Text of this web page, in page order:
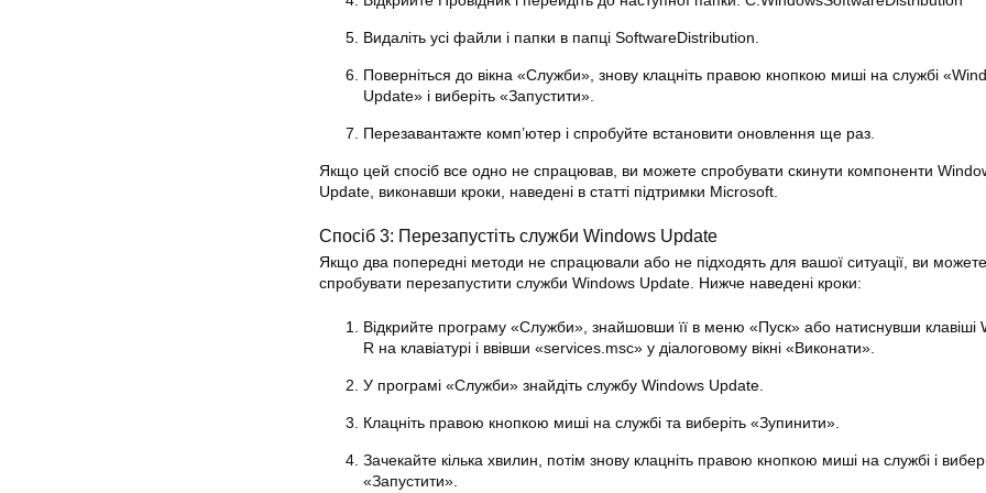
Видаліть усі файли і папки в папці SoftwareDistribution.
Поверніться до вікна «Служби», знову клацніть правою кнопкою миші на службі
Update» і виберіть «Запустити».
Перезавантажте комп’ютер і спробуйте встановити оновлення ще раз.
Якщо цей спосіб все одно не спрацював, ви можете спробувати скинути компоненти
Update, виконавши кроки, наведені в статті підтримки Microsoft.
Спосіб 3: Перезапустіть служби Windows Update
Якщо два попередні методи не спрацювали або не підходять для вашої ситуації, ви можете
спробувати перезапустити служби Windows Update. Нижче наведені кроки:
Відкрийте програму «Служби», знайшовши її в меню «Пуск» або натиснувши клавіші
R на клавіатурі і ввівши «services.msc» у діалоговому вікні «Виконати».
У програмі «Служби» знайдіть службу Windows Update.
Клацніть правою кнопкою миші на службі та виберіть «Зупинити».
Зачекайте кілька хвилин, потім знову клацніть правою кнопкою миші на службі і
«Запустити».